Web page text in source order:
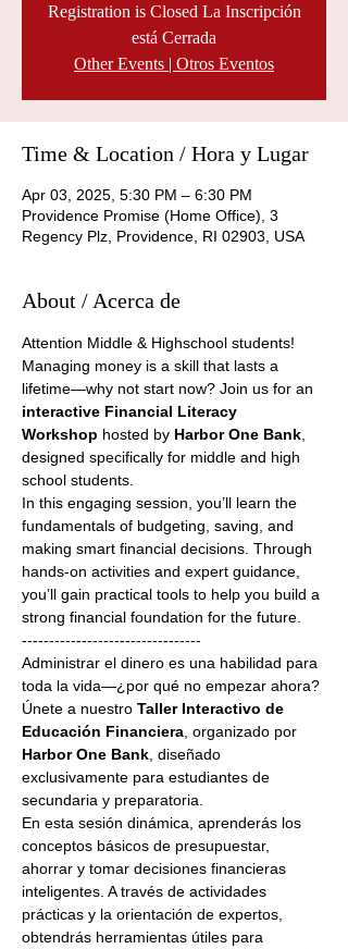
Registration is Closed La Inscripción
está Cerrada
Other Events | Otros Eventos
Time & Location / Hora y Lugar
Apr 03, 2025, 5:30 PM – 6:30 PM
Providence Promise (Home Office), 3
Regency Plz, Providence, RI 02903, USA
About / Acerca de
Attention Middle & Highschool students!
Managing money is a skill that lasts a
lifetime—why not start now? Join us for an
interactive Financial Literacy
Workshop hosted by Harbor One Bank
designed specifically for middle and high
school students.
In this engaging session, you’ll learn the
fundamentals of budgeting, saving, and
making smart financial decisions. Through
hands-on activities and expert guidance,
you’ll gain practical tools to help you build a
strong financial foundation for the future.
---------------------------------
Administrar el dinero es una habilidad para
toda la vida—¿por qué no empezar ahora?
Únete a nuestro Taller Interactivo de
Educación Financiera , organizado por
Harbor One Bank , diseñado
exclusivamente para estudiantes de
secundaria y preparatoria.
En esta sesión dinámica, aprenderás los
conceptos básicos de presupuestar,
ahorrar y tomar decisiones financieras
inteligentes. A través de actividades
prácticas y la orientación de expertos,
obtendrás herramientas útiles para